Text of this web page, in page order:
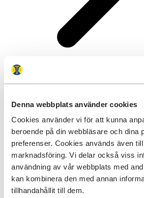
Denna webbplats använder cookies
Cookies använder vi för att kunna
beroende på din webbläsare och dina
preferenser. Cookies används även
marknadsföring. Vi delar också viss
användning av vår webbplats med
kan kombinera den med annan
tillhandahållit till dem.
pressinformation med anledning av ansökan
Ansökan
31 augusti 2023
Nu ansöker Svenska Turistföreningen, STF,
i västra Jämtlandsfjällen och delar av
fortsätta erbjuda sovplats, självhushåll samt
och skidåkare men vi kommer att förändra
antalet bäddar, ändra öppettiderna samt
här gör vi för att minska störning för renarna
utveckling av området samtidigt som vi